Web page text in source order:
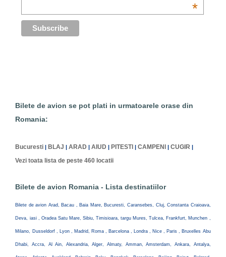
*
Bilete de avion se pot plati in urmatoarele orase din
Romania:
Bucuresti BLAJ |ARAD |AIUD PITESTI |CAMPENI |CUGIR
Vezi toata lista de peste 460 locatii
Bilete de avion Romania - Lista destinatiilor
Bilete de avion Arad, Bacau , Baia Mare, Bucuresti, Caransebes, Cluj, Constanta Craioava,
Deva, iasi , Oradea Satu Mare, Sibiu, Timisioara, targu Mures, Tulcea, Frankfurt, Munchen ,
Milano, Dusseldorf , Lyon , Madrid, Roma , Barcelona , Londra , Nice , Paris , Bruxelles Abu
Dhabi, Accra, Al Ain, Alexandria, Alger, Almaty, Amman, Amsterdam, Ankara, Antalya,